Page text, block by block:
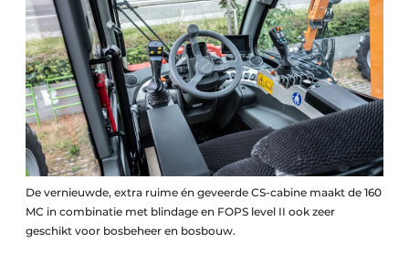
De vernieuwde, extra ruime én geveerde CS-cabine maakt de 160
MC in combinatie met blindage en FOPS level II ook zeer
geschikt voor bosbeheer en bosbouw.